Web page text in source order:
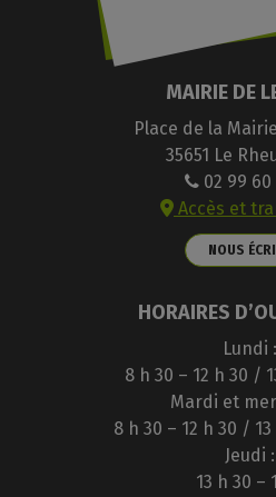
MAIRIE DE
Place de la
35651 Le
02 99 60
Accès et
NOUS
HORAIRES
Lundi :
8 h 30 – 12 h 30 /
Mardi et
8 h 30 – 12 h 30 /
Jeudi :
13 h 30 –